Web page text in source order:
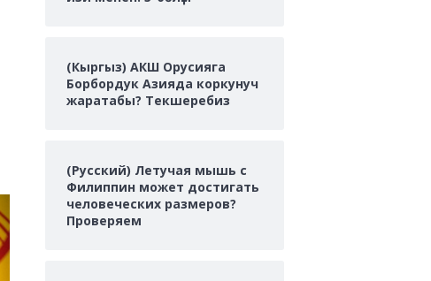
(Кыргыз) АКШ Орусияга
Борбордук Азияда коркунуч
жаратабы? Текшеребиз
(Русский) Летучая мышь с
Филиппин может достигать
человеческих размеров?
Проверяем